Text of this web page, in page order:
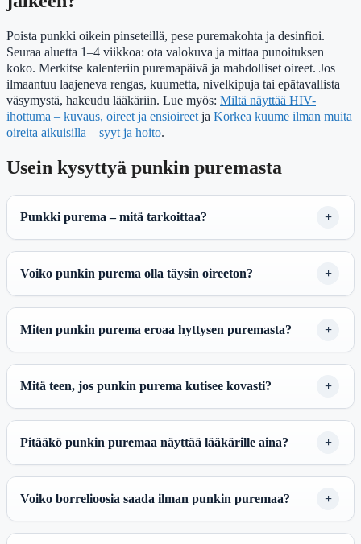
Poista punkki oikein pinseteillä, pese puremakohta ja desinfioi.
Seuraa aluetta 1–4 viikkoa: ota valokuva ja mittaa punoituksen
koko. Merkitse kalenteriin puremapäivä ja mahdolliset oireet. Jos
ilmaantuu laajeneva rengas, kuumetta, nivelkipuja tai epätavallista
väsymystä, hakeudu lääkäriin. Lue myös: Miltä näyttää HIV-
ihottuma – kuvaus, oireet ja ensioireetja Korkea kuume ilman muita
oireita aikuisilla – syyt ja hoito.
Usein kysyttyä punkin puremasta
Punkki purema – mitä tarkoittaa?
Voiko punkin purema olla täysin oireeton?
Miten punkin purema eroaa hyttysen puremasta?
Mitä teen, jos punkin purema kutisee kovasti?
Pitääkö punkin puremaa näyttää lääkärille aina?
Voiko borrelioosia saada ilman punkin puremaa?